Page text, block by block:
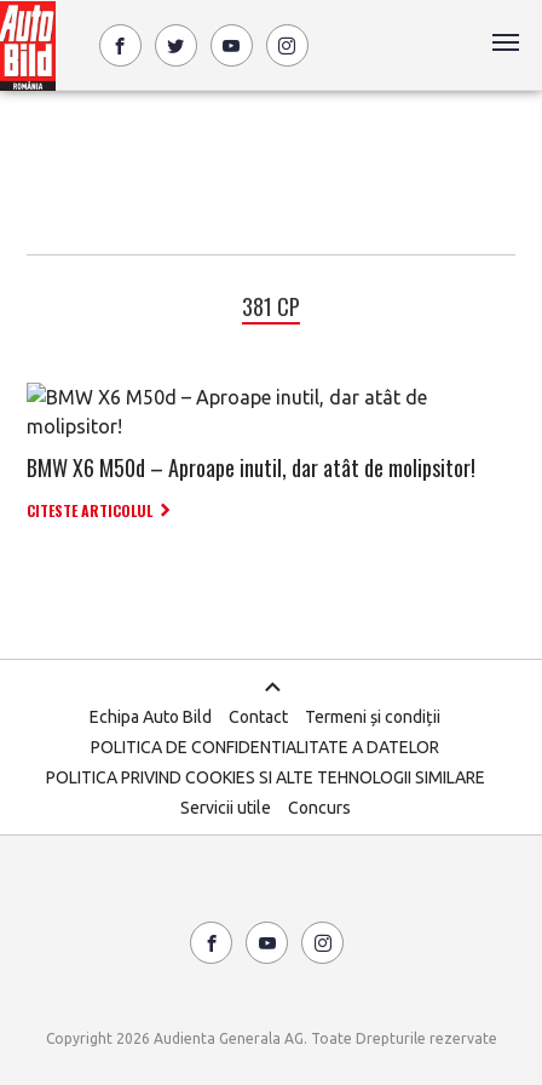
381 CP
BMW X6 M50d – Aproape inutil, dar atât de molipsitor!
CITESTE ARTICOLUL
Echipa Auto Bild Contact
Termeni și condiții
POLITICA DE CONFIDENTIALITATE A DATELOR
POLITICA PRIVIND COOKIES SI ALTE TEHNOLOGII SIMILARE
Servicii utile
Concurs
Copyright 2026 Audienta Generala AG. Toate Drepturile rezervate